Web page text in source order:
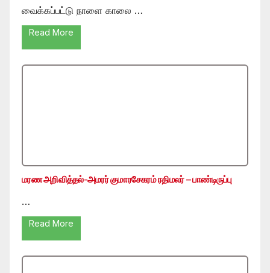
வைக்கப்பட்டு நாளை காலை …
Read More
மரண அறிவித்தல்-அமரர் குமாரசேகரம் ரதிமலர் – பாண்டிருப்பு
…
Read More